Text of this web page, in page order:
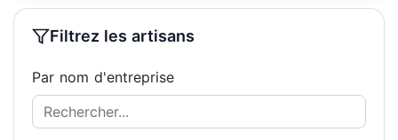
Filtrez les artisans
Par nom d'entreprise